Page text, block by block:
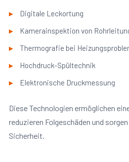
Digitale Leckortung
Kamerainspektion von
Thermografie bei
Hochdruck-Spültechnik
Elektronische Druckmessung
Diese Technologien ermöglichen
reduzieren Folgeschäden und
Sicherheit.